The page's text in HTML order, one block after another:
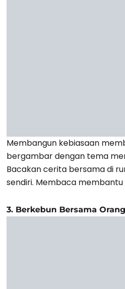
Membangun kebiasaan
bergambar dengan tema
Bacakan cerita bersama di
sendiri. Membaca
3. Berkebun Bersama